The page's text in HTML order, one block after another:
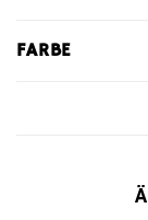
FARBE